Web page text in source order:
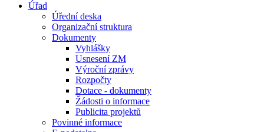
Úřad
Úřední deska
Organizační struktura
Dokumenty
Vyhlášky
Usnesení ZM
Výroční zprávy
Rozpočty
Dotace - dokumenty
Žádosti o informace
Publicita projektů
Povinné informace